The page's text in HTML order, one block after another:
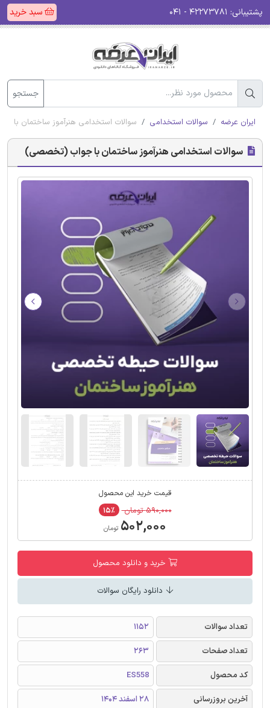
پشتیبانی: سبد خرید
جستجو
ایران عرضه سوالات استخدامی سوالات استخدامی هنرآموز ساختمان
سوالات استخدامی هنرآموز ساختمان با جواب (تخصصی)
قیمت خرید این محصول
۵۹۰,۰۰۰ تومان ۱۵٪
۵۰۲,۰۰۰ تومان
خرید و دانلود محصول
دانلود رایگان سوالات
تعداد سوالات
1152
تعداد صفحات
263
کد محصول
ES558
آخرین بروزرسانی
28 اسفند 1404